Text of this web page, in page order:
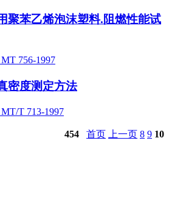
聚苯乙烯泡沫塑料.阻燃性能试
756-1997
密度测定方法
T 713-1997
454 首页 上一页 8 9 10